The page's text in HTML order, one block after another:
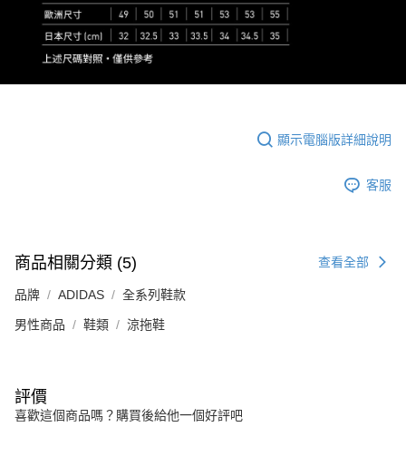
顯示電腦版詳細說明
客服
商品相關分類 (5) 查看全部
品牌 ADIDAS 全系列鞋款
男性商品 鞋類 涼拖鞋
評價
喜歡這個商品嗎？購買後給他一個好評吧